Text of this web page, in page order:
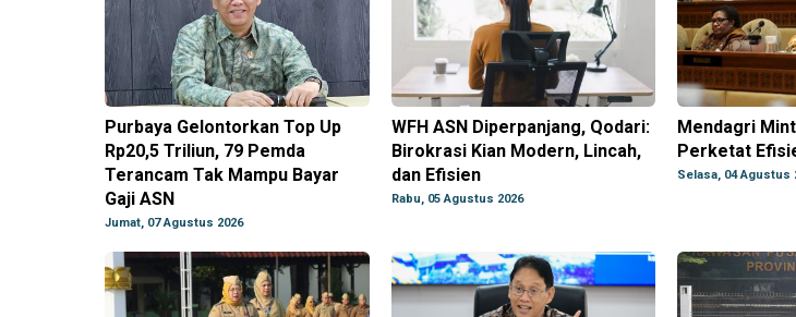
Purbaya Gelontorkan Top Up
Rp20,5 Triliun, 79 Pemda
Terancam Tak Mampu Bayar
Gaji ASN
Jumat, 07 Agustus 2026
WFH ASN Diperpanjang, Qodari:
Birokrasi Kian Modern, Lincah,
dan Efisien
Rabu, 05 Agustus 2026
Mendagri
Perketat
Selasa, 04 Agustus